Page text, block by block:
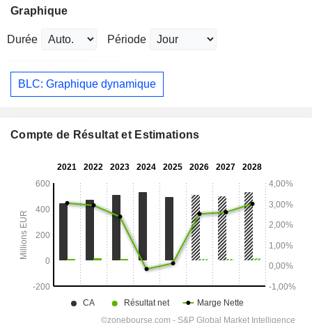
Graphique
Durée Période
BLC: Graphique dynamique
Compte de Résultat et Estimations